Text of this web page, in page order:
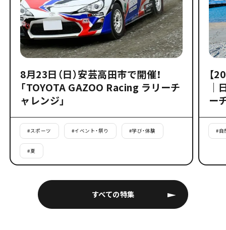
すべての特集
8月23日（日）安芸高田市で開催！
「TOYOTA GAZOO Racing ラリーチ
ャレンジ」
#スポーツ #イベント・祭り #学び・体験
#夏
【
｜
ー
#自